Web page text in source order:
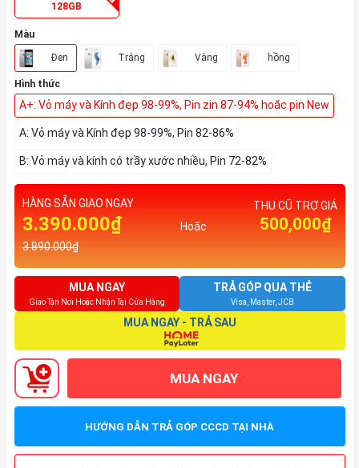
128GB
Màu
Đen Trắng Vàng hồng
Hình thức
A+: Vỏ máy và Kính đẹp 98-99%, Pin zin 87-94% hoặc pin New
A: Vỏ máy và Kính đẹp 98-99%, Pin 82-86%
B: Vỏ máy và kính có trầy xước nhiều, Pin 72-82%
HÀNG SẴN GIAO NGAY
3.390.000₫
3.890.000₫
Hoặc
THU CŨ TRỢ GIÁ
500,000₫
MUA NGAY
Giao Tận Nơi Hoặc Nhận Tại Cửa Hàng
TRẢ GÓP QUA THẺ
Visa, Master, JCB
MUA NGAY - TRẢ SAU
MUA NGAY
HƯỚNG DẪN TRẢ GÓP CCCD TẠI NHÀ